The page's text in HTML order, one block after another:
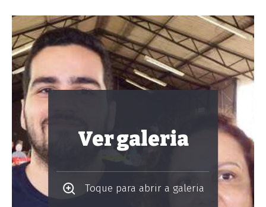
Ver galeria
Toque para abrir a galeria